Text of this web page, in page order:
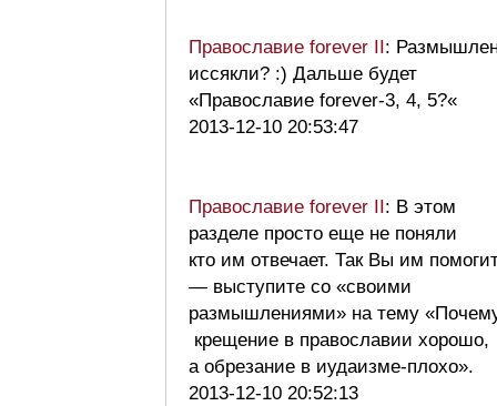
Православие forever II:
иссякли? :) Дальше будет
«Православие forever-3, 4, 5?«
2013-12-10 20:53:47
Православие forever II: В этом
разделе просто еще не поняли
кто им отвечает. Так Вы им
— выступите со «своими
размышлениями» на тему
крещение в православии хорошо,
а обрезание в иудаизме-плохо».
2013-12-10 20:52:13